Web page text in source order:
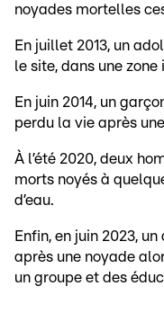
noyades mortelles
En juillet 2013, un
le site, dans une
En juin 2014, un
perdu la vie après
À l’été 2020, deux
morts noyés à
d’eau.
Enfin, en juin 2023,
après une noyade
un groupe et des